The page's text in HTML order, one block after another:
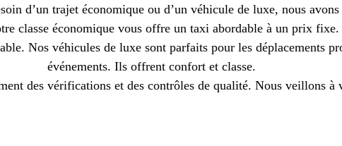
d’un trajet économique ou d’un véhicule de luxe, nous
classe économique vous offre un taxi abordable à un prix
Nos véhicules de luxe sont parfaits pour les déplacements
événements. Ils offrent confort et classe.
des vérifications et des contrôles de qualité. Nous veillons